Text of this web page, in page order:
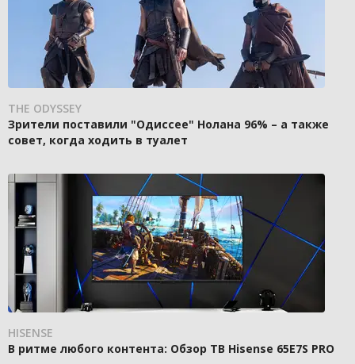
THE ODYSSEY
Зрители поставили "Одиссее" Нолана 96% – а также
совет, когда ходить в туалет
HISENSE
В ритме любого контента: Обзор ТВ Hisense 65E7S PRO